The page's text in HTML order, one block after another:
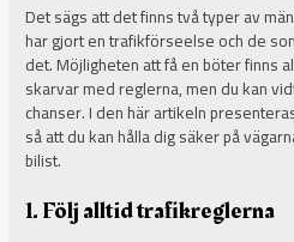
Det sägs att det finns två typer av
har gjort en trafikförseelse och de
det. Möjligheten att få en böter finns
skarvar med reglerna, men du kan
chanser. I den här artikeln
så att du kan hålla dig säker på
bilist.
1. Följ alltid trafikreglerna